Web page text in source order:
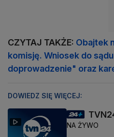
CZYTAJ TAKŻE: Obajtek
komisję. Wniosek do
doprowadzenie" oraz
DOWIEDZ SIĘ WIĘCEJ:
NA ŻYWO